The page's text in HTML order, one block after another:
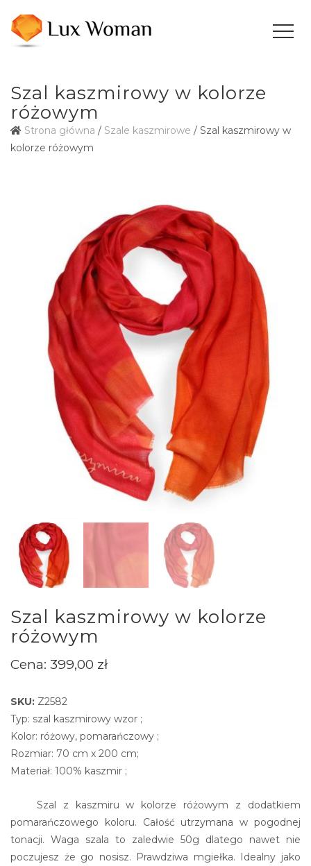
Szal kaszmirowy w kolorze
różowym
Strona główna / Szale kaszmirowe / Szal kaszmirowy w
kolorze różowym
Szal kaszmirowy w kolorze
różowym
Cena: 399,00 zł
SKU: Z2582
Typ: szal kaszmirowy wzor ;
Kolor: różowy, pomarańczowy ;
Rozmiar: 70 cm x 200 cm;
Materiał: 100% kaszmir ;
Szal z kaszmiru w kolorze różowym z dodatkiem
pomarańczowego koloru. Całość utrzymana w pogodnej
tonacji. Waga szala to zaledwie 50g dlatego nawet nie
poczujesz że go nosisz. Prawdziwa mgiełka. Idealny jako